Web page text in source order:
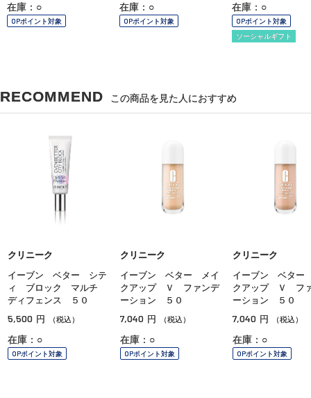
在庫：○
OPポイント対象
在庫：○
OPポイント対象
在庫：○
OPポイント対象
ソーシャルギフト
RECOMMEND この商品を見た人におすすめ
クリニーク
イーブン ベター シテ
ィ ブロック マルチ
ディフェンス ５０
5,500 円 （税込）
在庫：○
OPポイント対象
クリニーク
イーブン ベター メイ
クアップ Ｖ ファンデ
ーション ５０
7,040 円 （税込）
在庫：○
OPポイント対象
クリニーク
イーブン ベター
クアップ Ｖ フ
ーション ５０
7,040 円 （税込）
在庫：○
OPポイント対象